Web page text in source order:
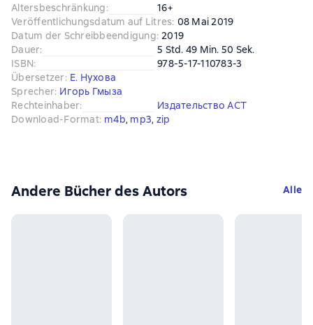
Altersbeschränkung:
16+
Veröffentlichungsdatum auf Litres: 08 Mai 2019
Datum der Schreibbeendigung: 2019
Dauer:
5 Std. 49 Min. 50 Sek.
ISBN:
978-5-17-110783-3
Übersetzer: Е. Нухова
Sprecher: Игорь Гмыза
Rechteinhaber:
Издательство АСТ
Download-Format: m4b, mp3, zip
Andere Bücher des Autors Alle